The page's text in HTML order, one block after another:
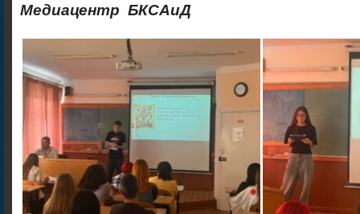
Медиацентр БКСАиД